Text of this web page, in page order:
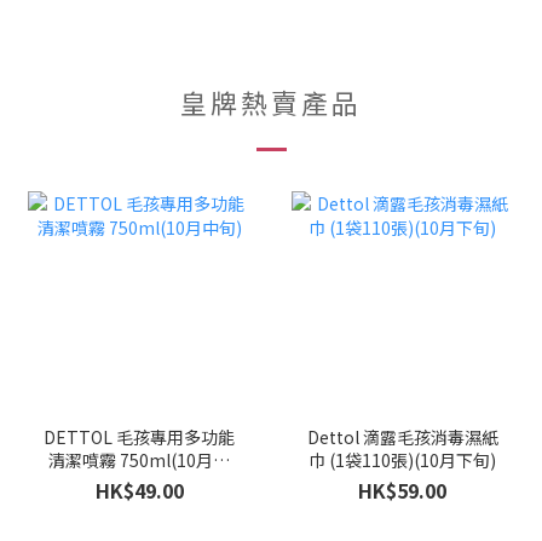
皇牌熱賣產品
DETTOL 毛孩專用多功能
清潔噴霧 750ml(10月中
旬)
HK$49.00
Dettol 滴露毛孩消毒濕紙
巾 (1袋110張)(10月下旬)
HK$59.00